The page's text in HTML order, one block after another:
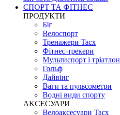
СПОРТ ТА ФІТНЕС
ПРОДУКТИ
Біг
Велоспорт
Тренажери Tacx
Фітнес-трекери
Мультиспорт і тріатлон
Гольф
Дайвінг
Ваги та пульсометри
Водні види спорту
AKCЕСУАРИ
Велоаксесуари Tacx